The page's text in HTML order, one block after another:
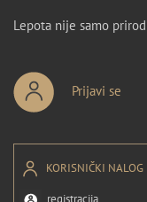
Lepota nije samo
Prijavi se
KORISNIČKI NALOG